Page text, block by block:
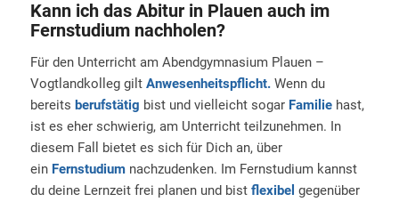
Kann ich das Abitur in Plauen auch im
Fernstudium nachholen?
Für den Unterricht am Abendgymnasium Plauen –
Vogtlandkolleg gilt Anwesenheitspflicht. Wenn du
bereits berufstätig bist und vielleicht sogar Familiehast,
ist es eher schwierig, am Unterricht teilzunehmen. In
diesem Fall bietet es sich für Dich an, über
ein Fernstudium nachzudenken. Im Fernstudium kannst
du deine Lernzeit frei planen und bist flexibel gegenüber